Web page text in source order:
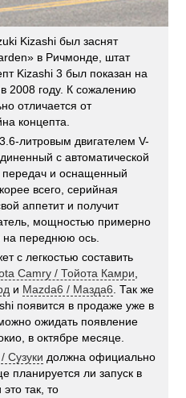
Kizashi был заснят
в Ричмонде, штат
Kizashi 3 был показан на
2008 году. К сожалению
отличается от
концепта.
литровым двигателем V-
с автоматической
передач и оснащенный
всего, серийная
аппетит и получит
мощностью примерно
на переднюю ось.
с легкостью составить
Camry / Тойота Камри,
и Mazda6 / Мазда6. Так же
появится в продаже уже в
ожидать появление
в октябре месяце.
Сузуки должна официально
планируется ли запуск в
так, то